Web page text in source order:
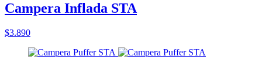
Campera Inflada STA
$3.890